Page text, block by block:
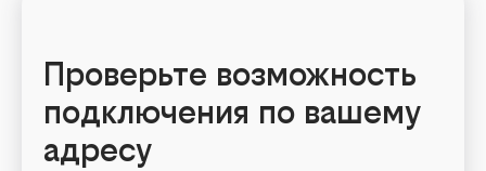
Проверьте возможность
подключения по вашему
адресу